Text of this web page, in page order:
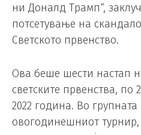
ни Доналд Трамп“,
потсетување на
Светското првенство.
Ова беше шести настап
светските првенства, по
2022 година. Во
овогодинешниот турнир,